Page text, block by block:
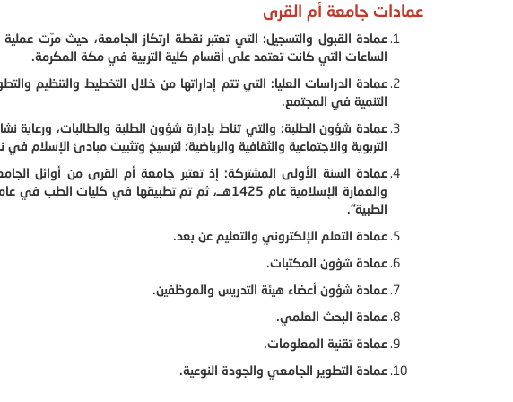
عمادات جامعة أم القرى
عمادة القبول والتسجيل: التي تعتبر نقطة ارتكاز الجامعة، حيث مرّت
الساعات التي كانت تعتمد على أقسام كلية التربية في مكة المكرمة.
عمادة الدراسات العليا: التي تتم إداراتها من خلال التخطيط والتنظيم
التنمية في المجتمع.
عمادة شؤون الطلبة: والتي تناط بإدارة شؤون الطلبة والطالبات،
التربوية والاجتماعية والثقافية والرياضية؛ لترسيخ وتثبيت مبادئ الإسلام
عمادة السنة الأولى المشتركة: إذ تعتبر جامعة أم القرى من أوائل
الطبية".
عمادة التعلم الإلكتروني والتعليم عن بعد.
عمادة شؤون المكتبات.
عمادة شؤون أعضاء هيئة التدريس والموظفين.
عمادة البحث العلمي.
عمادة تقنية المعلومات.
عمادة التطوير الجامعي والجودة النوعية.